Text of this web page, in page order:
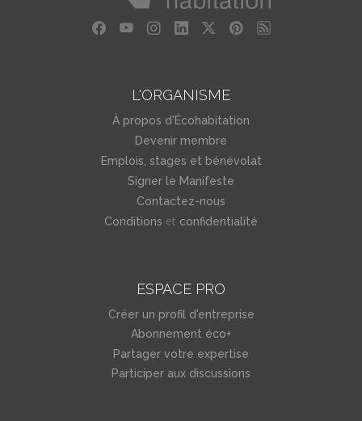
L'ORGANISME
À propos d'Écohabitation
Devenir membre
Emplois, stages et bénévolat
Signer le Manifeste
Contactez-nous
Conditions et confidentialité
ESPACE PRO
Créer un profil d'entreprise
Abonnement éco+
Partager votre expertise
Participer aux discussions